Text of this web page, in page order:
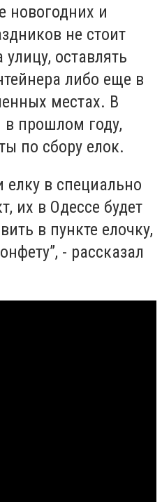
новогодних и
не стоит
оставлять
либо еще в
местах. В
прошлом году,
по сбору елок.
елку в специально
их в Одессе будет
в пункте елочку,
- рассказал